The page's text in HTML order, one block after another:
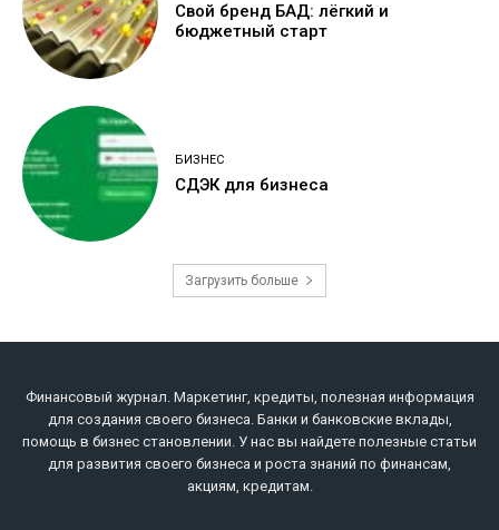
Свой бренд БАД: лёгкий и
бюджетный старт
БИЗНЕС
СДЭК для бизнеса
Загрузить больше
Финансовый журнал. Маркетинг, кредиты, полезная информация
для создания своего бизнеса. Банки и банковские вклады,
помощь в бизнес становлении. У нас вы найдете полезные статьи
для развития своего бизнеса и роста знаний по финансам,
акциям, кредитам.